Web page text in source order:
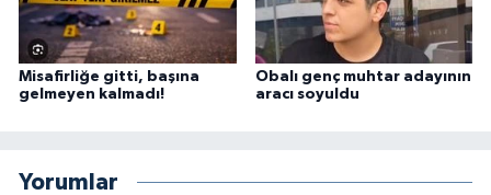
Misafirliğe gitti, başına
gelmeyen kalmadı!
Obalı genç muhtar adayının
aracı soyuldu
Yorumlar